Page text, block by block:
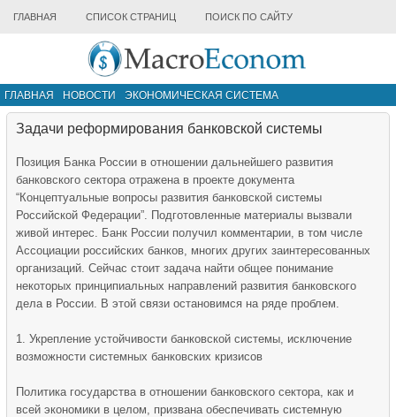
ГЛАВНАЯ СПИСОК СТРАНИЦ ПОИСК ПО САЙТУ
ГЛАВНАЯ НОВОСТИ
ЭКОНОМИЧЕСКАЯ СИСТЕМА
ИНФРАСТРУКТУРА РЫНКА
Задачи реформирования банковской системы
Позиция Банка России в отношении дальнейшего развития
банковского сектора отражена в проекте документа
“Концептуальные вопросы развития банковской системы
Российской Федерации”. Подготовленные материалы вызвали
живой интерес. Банк России получил комментарии, в том числе
Ассоциации российских банков, многих других заинтересованных
организаций. Сейчас стоит задача найти общее понимание
некоторых принципиальных направлений развития банковского
дела в России. В этой связи остановимся на ряде проблем.
1. Укрепление устойчивости банковской системы, исключение
возможности системных банковских кризисов
Политика государства в отношении банковского сектора, как и
всей экономики в целом, призвана обеспечивать системную